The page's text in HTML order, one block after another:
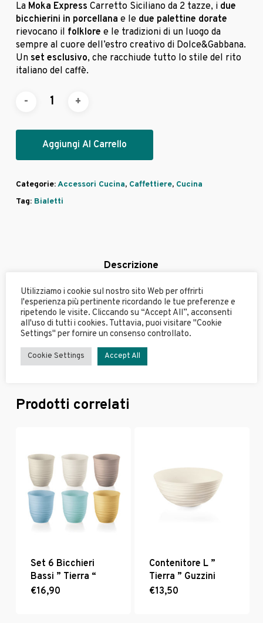
La Moka Express Carretto Siciliano da 2 tazze, i due
bicchierini in porcellana e le due palettine dorate
rievocano il folklore e le tradizioni di un luogo da
sempre al cuore dell’estro creativo di Dolce&Gabbana.​
Un set esclusivo, che racchiude tutto lo stile del rito
italiano del caffè.
Aggiungi Al Carrello
Categorie:Accessori Cucina, Caffettiere, Cucina
Tag: Bialetti
Descrizione
SET MOKA EXPRESS, 2 BICCHIERINI IN PORCELLANA & 2
PALETTINE DORATE
2 tazze
Prodotti correlati
Set 6 Bicchieri
Bassi ” Tierra “
€16,90
Contenitore L ”
Tierra ” Guzzini
€13,50
Utilizziamo i cookie sul nostro sito Web per offrirti
l'esperienza più pertinente ricordando le tue preferenze e
ripetendo le visite. Cliccando su “Accept All”, acconsenti
all'uso di tutti i cookies. Tuttavia, puoi visitare "Cookie
Settings" per fornire un consenso controllato.
Cookie Settings Accept All